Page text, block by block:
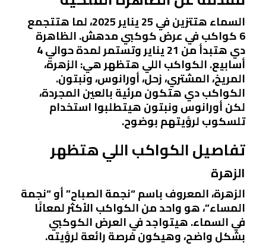
السماء هتتزين في 25 يناير 2025، لما هتتجمع
6 كواكب في عرض كوكبي مدهش. الظاهرة
دي هتبدأ من 21 يناير وتستمر لمدة حوالي 4
أسابيع. الكواكب اللي هتظهر هي: الزهرة،
المريخ، المشتري، زحل، أورانوس، ونبتون.
الكواكب دي هتكون مرئية بالعين المجردة،
لكن أورانوس ونبتون هيتطلبوا استخدام
تلسكوب لرؤيتهم بوضوح.
تفاصيل الكواكب اللي هتظهر
الزهرة
الزهرة، المعروف باسم “نجمة الصباح” أو “نجمة
المساء”، هو واحد من الكواكب الأكثر لمعانًا
في السماء. هيتواجد في العرض الكوكبي
بشكل واضح، وهيكون فرصة رائعة لرؤيته.